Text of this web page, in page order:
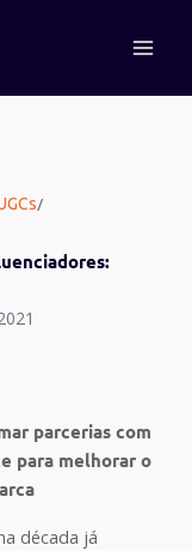
/
parcerias com
para melhorar o
década já